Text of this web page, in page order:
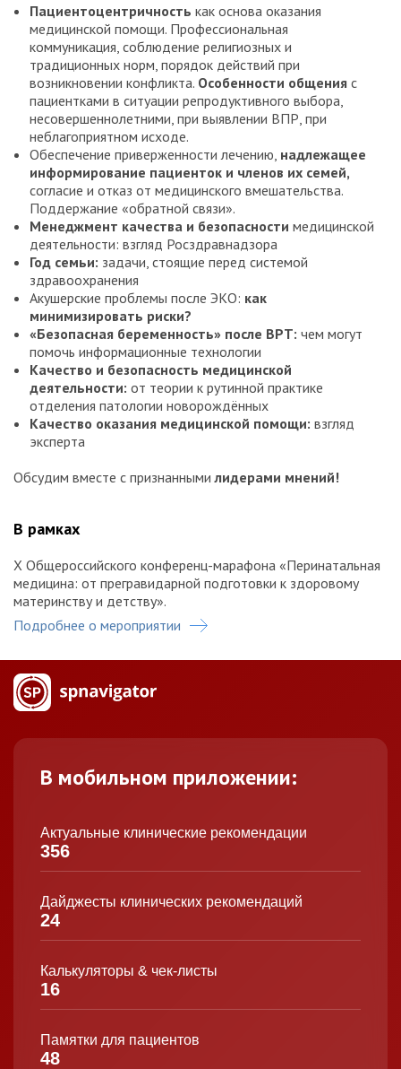
Пациентоцентричность как основа оказания
медицинской помощи. Профессиональная
коммуникация, соблюдение религиозных и
традиционных норм, порядок действий при
возникновении конфликта. Особенности общения с
пациентками в ситуации репродуктивного выбора,
несовершеннолетними, при выявлении ВПР, при
неблагоприятном исходе.
Обеспечение приверженности лечению, надлежащее
информирование пациенток и членов их семей,
согласие и отказ от медицинского вмешательства.
Поддержание «обратной связи».
Менеджмент качества и безопасности медицинской
деятельности: взгляд Росздравнадзора
Год семьи: задачи, стоящие перед системой
здравоохранения
Акушерские проблемы после ЭКО: как
минимизировать риски?
«Безопасная беременность» после ВРТ: чем могут
помочь информационные технологии
Качество и безопасность медицинской
деятельности: от теории к рутинной практике
отделения патологии новорождённых
Качество оказания медицинской помощи: взгляд
эксперта
Обсудим вместе с признаннымилидерами мнений!
В рамках
X Общероссийского конференц-марафона «Перинатальная
медицина: от прегравидарной подготовки к здоровому
материнству и детству».
Подробнее о мероприятии
В мобильном приложении:
Актуальные клинические рекомендации
356
Дайджесты клинических рекомендаций
24
Калькуляторы & чек-листы
16
Памятки для пациентов
48